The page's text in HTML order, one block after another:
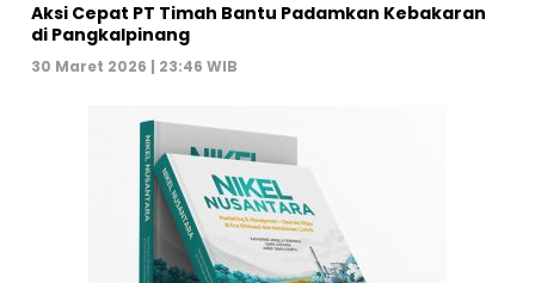
Aksi Cepat PT Timah Bantu Padamkan Kebakaran
di Pangkalpinang
30 Maret 2026 | 23:46 WIB